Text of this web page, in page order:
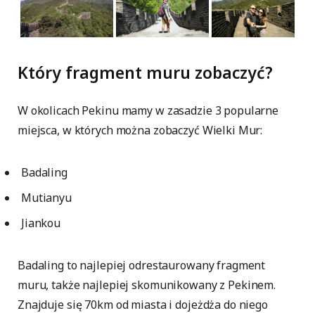
Który fragment muru zobaczyć?
W okolicach Pekinu mamy w zasadzie 3 popularne
miejsca, w których można zobaczyć Wielki Mur:
Badaling
Mutianyu
Jiankou
Badaling to najlepiej odrestaurowany fragment
muru, także najlepiej skomunikowany z Pekinem.
Znajduje się 70km od miasta i dojeżdża do niego